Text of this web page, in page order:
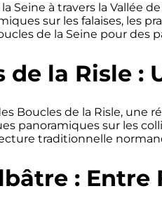
Seine à travers la Vallée
sur les falaises, les
de la Seine pour des
de la Risle :
Boucles de la Risle, une
panoramiques sur les
traditionnelle
: